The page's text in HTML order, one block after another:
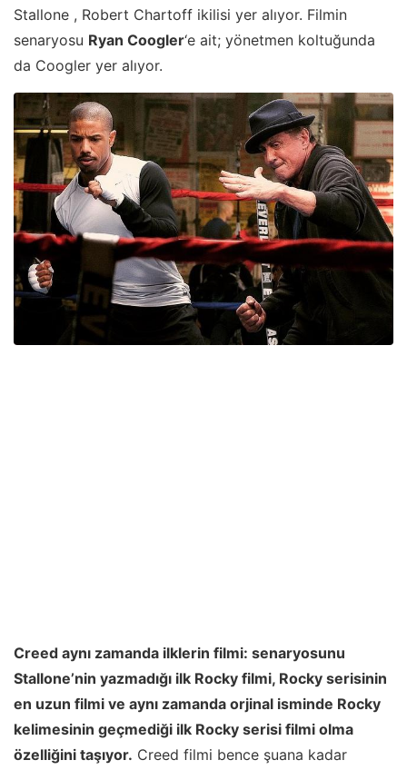
Stallone , Robert Chartoff ikilisi yer alıyor. Filmin
senaryosu Ryan Coogler‘e ait; yönetmen koltuğunda
da Coogler yer alıyor.
Creed aynı zamanda ilklerin filmi: senaryosunu
Stallone’nin yazmadığı ilk Rocky filmi, Rocky serisinin
en uzun filmi ve aynı zamanda orjinal isminde Rocky
kelimesinin geçmediği ilk Rocky serisi filmi olma
özelliğini taşıyor. Creed filmi bence şuana kadar